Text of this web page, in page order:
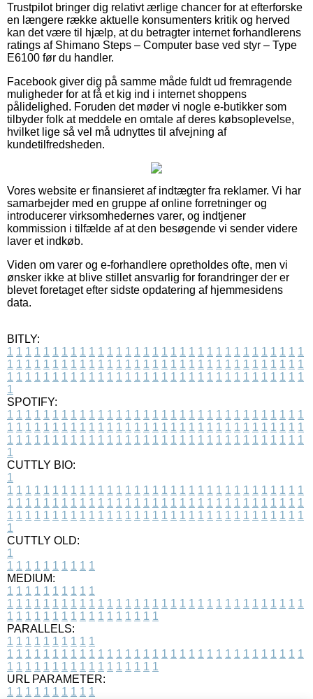
Trustpilot bringer dig relativt ærlige chancer for at efterforske
en længere række aktuelle konsumenters kritik og herved
kan det være til hjælp, at du betragter internet forhandlerens
ratings af Shimano Steps – Computer base ved styr – Type
E6100 før du handler.
Facebook giver dig på samme måde fuldt ud fremragende
muligheder for at få et kig ind i internet shoppens
pålidelighed. Foruden det møder vi nogle e-butikker som
tilbyder folk at meddele en omtale af deres købsoplevelse,
hvilket lige så vel må udnyttes til afvejning af
kundetilfredsheden.
Vores website er finansieret af indtægter fra reklamer. Vi har
samarbejder med en gruppe af online forretninger og
introducerer virksomhedernes varer, og indtjener
kommission i tilfælde af at den besøgende vi sender videre
laver et indkøb.
Viden om varer og e-forhandlere opretholdes ofte, men vi
ønsker ikke at blive stillet ansvarlig for forandringer der er
blevet foretaget efter sidste opdatering af hjemmesidens
data.
BITLY:
1 1 1 1 1 1 1 1 1 1 1 1 1 1 1 1 1 1 1 1 1 1 1 1 1 1 1 1 1 1 1 1 1
1 1 1 1 1 1 1 1 1 1 1 1 1 1 1 1 1 1 1 1 1 1 1 1 1 1 1 1 1 1 1 1 1
1 1 1 1 1 1 1 1 1 1 1 1 1 1 1 1 1 1 1 1 1 1 1 1 1 1 1 1 1 1 1 1 1
1
SPOTIFY:
1 1 1 1 1 1 1 1 1 1 1 1 1 1 1 1 1 1 1 1 1 1 1 1 1 1 1 1 1 1 1 1 1
1 1 1 1 1 1 1 1 1 1 1 1 1 1 1 1 1 1 1 1 1 1 1 1 1 1 1 1 1 1 1 1 1
1 1 1 1 1 1 1 1 1 1 1 1 1 1 1 1 1 1 1 1 1 1 1 1 1 1 1 1 1 1 1 1 1
1
CUTTLY BIO:
1
1 1 1 1 1 1 1 1 1 1 1 1 1 1 1 1 1 1 1 1 1 1 1 1 1 1 1 1 1 1 1 1 1
1 1 1 1 1 1 1 1 1 1 1 1 1 1 1 1 1 1 1 1 1 1 1 1 1 1 1 1 1 1 1 1 1
1 1 1 1 1 1 1 1 1 1 1 1 1 1 1 1 1 1 1 1 1 1 1 1 1 1 1 1 1 1 1 1 1
1
CUTTLY OLD:
1
1 1 1 1 1 1 1 1 1 1
MEDIUM:
1 1 1 1 1 1 1 1 1 1
1 1 1 1 1 1 1 1 1 1 1 1 1 1 1 1 1 1 1 1 1 1 1 1 1 1 1 1 1 1 1 1 1
1 1 1 1 1 1 1 1 1 1 1 1 1 1 1 1 1
PARALLELS:
1 1 1 1 1 1 1 1 1 1
1 1 1 1 1 1 1 1 1 1 1 1 1 1 1 1 1 1 1 1 1 1 1 1 1 1 1 1 1 1 1 1 1
1 1 1 1 1 1 1 1 1 1 1 1 1 1 1 1 1
URL PARAMETER:
1 1 1 1 1 1 1 1 1 1